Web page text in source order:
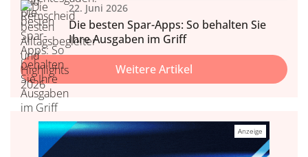
22. Juni 2026
Die besten Spar-Apps: So behalten Sie
Ihre Ausgaben im Griff
Weitere Artikel